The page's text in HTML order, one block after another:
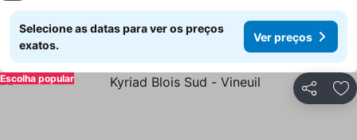
Selecione as datas para ver os preços
exatos.
Ver preços
Partilhar
Escolha popular